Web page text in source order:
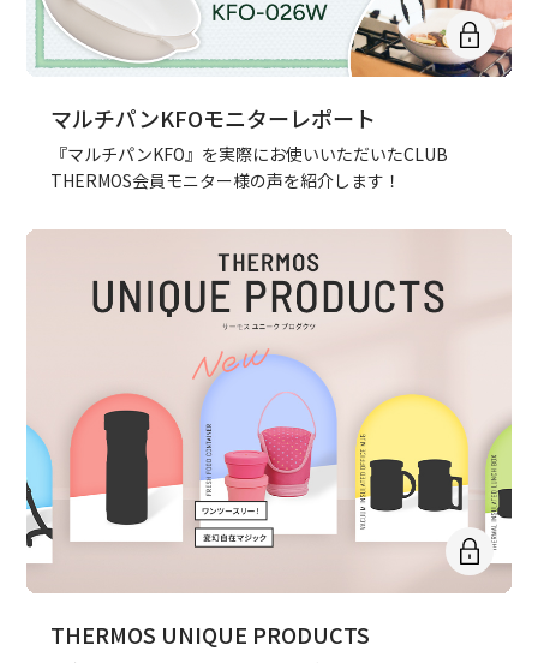
マルチパンKFOモニターレポート
『マルチパンKFO』を実際にお使いいただいたCLUB
THERMOS会員モニター様の声を紹介します！
THERMOS UNIQUE PRODUCTS